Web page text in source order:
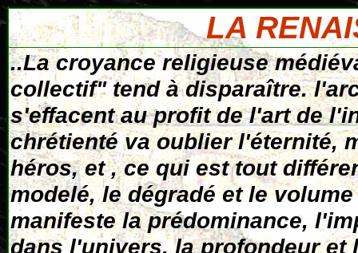
LA
..La croyance religieuse
collectif" tend à disparaître.
s'effacent au profit de l'art de
chrétienté va oublierl'éternité,
héros, et , ce qui est tout
modelé, le dégradé et le
manifeste la prédominance,
dans l'univers, la profondeur et